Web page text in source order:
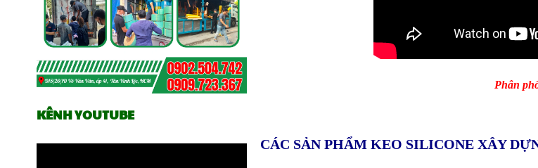
Phân
CÁC SẢN PHẨM KEO SILICONE XÂY
KÊNH YOUTUBE